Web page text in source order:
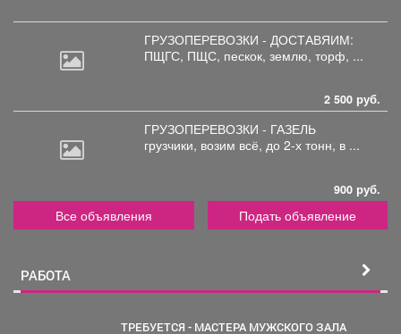
ГРУЗОПЕРЕВОЗКИ - ДОСТАВЯИМ:
ПЩГС, ПЩС, пескок, землю, торф, ...
2 500 руб.
ГРУЗОПЕРЕВОЗКИ - ГАЗЕЛЬ
грузчики, возим всё, до 2-х тонн, в ...
900 руб.
Все объявления Подать объявление
РАБОТА
ТРЕБУЕТСЯ - МАСТЕРА МУЖСКОГО ЗАЛА